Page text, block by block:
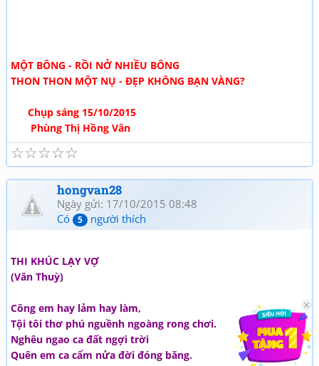
MỘT BÔNG - RỒI NỞ NHIỀU BÔNG
THON THON MỘT NỤ - ĐẸP KHÔNG BẠN VÀNG?
Chụp sáng 15/10/2015
Phùng Thị Hồng Vân
☆
☆
☆
☆
☆
hongvan28
Ngày gửi: 17/10/2015 08:48
Có
5 người thích
THI KHÚC LẠY VỢ
(Văn Thuỳ)
Công em hay lảm hay làm,
Tội tôi thơ phú nguềnh ngoàng rong chơi.
Nghêu ngao ca đất ngợi trời
Quên em ca cẩm nửa đời đóng băng.